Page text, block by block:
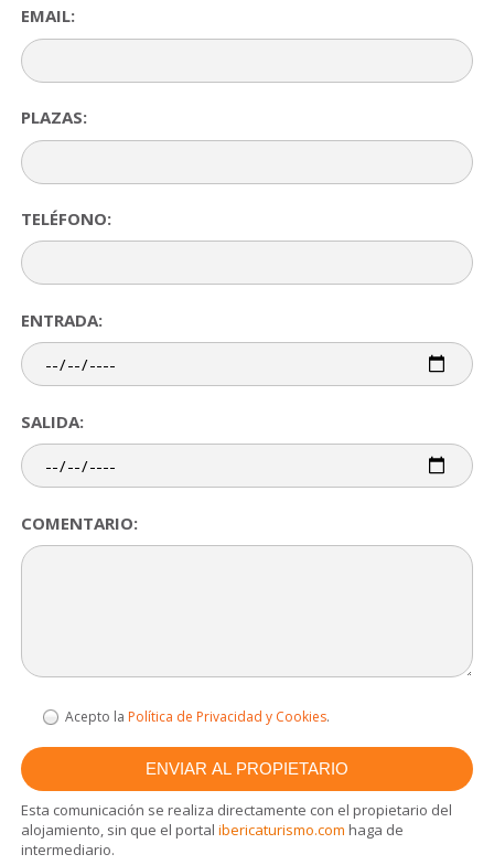
EMAIL:
PLAZAS:
TELÉFONO:
ENTRADA:
SALIDA:
COMENTARIO:
Acepto la Política de Privacidad y Cookies.
Esta comunicación se realiza directamente con el propietario del
alojamiento, sin que el portalibericaturismo.com haga de
intermediario.